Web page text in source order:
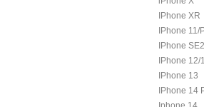
IPhone XR
IPhone
IPhone SE2
IPhone 12/
IPhone 13
IPhone 14